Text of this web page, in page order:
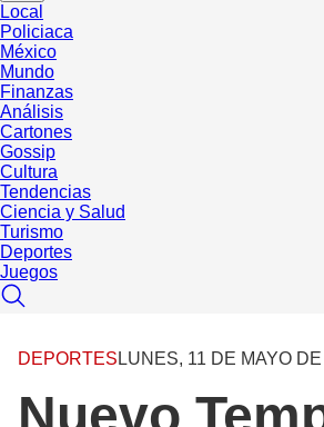
Local
Policiaca
México
Mundo
Finanzas
Análisis
Cartones
Gossip
Cultura
Tendencias
Ciencia y Salud
Turismo
Deportes
Juegos
DEPORTES LUNES, 11 DE MAYO
Nuevo